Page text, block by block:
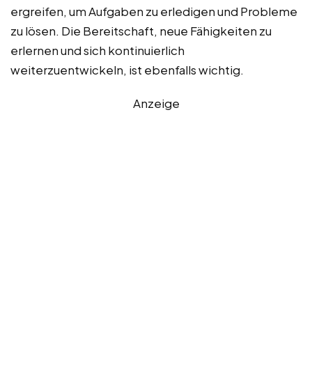
ergreifen, um Aufgaben zu erledigen und Probleme
zu lösen. Die Bereitschaft, neue Fähigkeiten zu
erlernen und sich kontinuierlich
weiterzuentwickeln, ist ebenfalls wichtig.
Anzeige